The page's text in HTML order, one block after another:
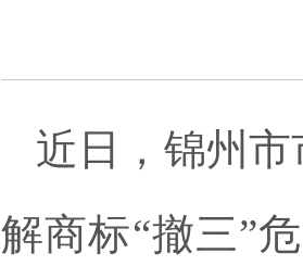
近日，锦州
解商标“撤三”